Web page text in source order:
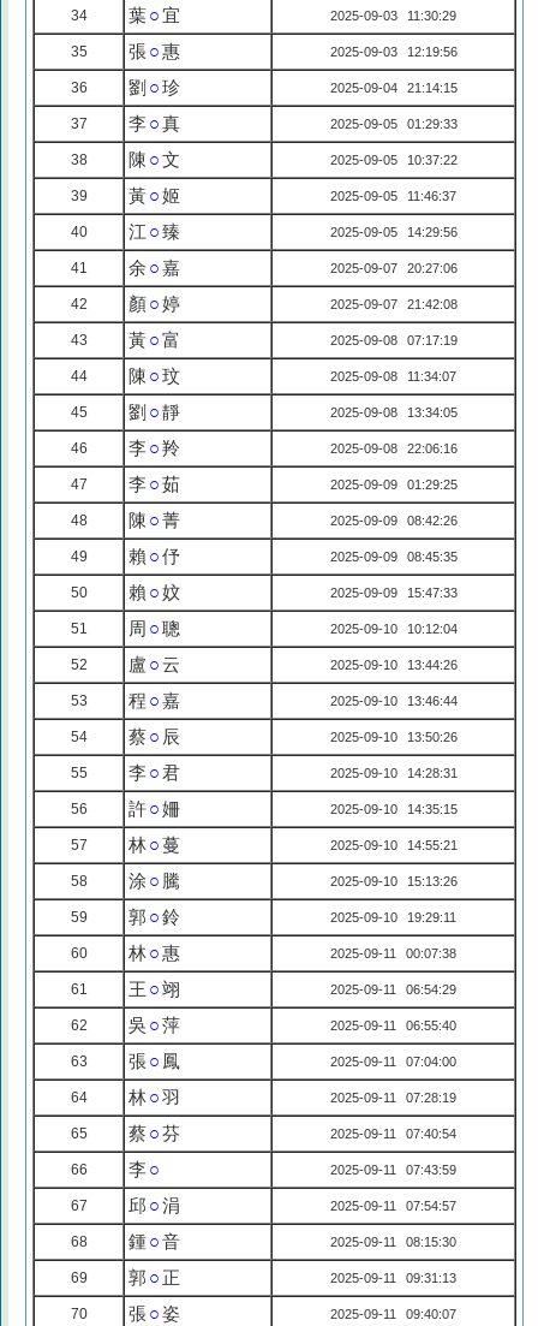
34 葉○宜 2025-09-03 11:30:29
35 張○惠 2025-09-03 12:19:56
36 劉 ○珍 2025-09-04 21:14:15
37 李○真 2025-09-05 01:29:33
38 陳 ○文 2025-09-05 10:37:22
39 黃○姬 2025-09-05 11:46:37
40 江 ○臻 2025-09-05 14:29:56
41 余 ○嘉 2025-09-07 20:27:06
42 顏○婷 2025-09-07 21:42:08
43 黃○富 2025-09-08 07:17:19
44 陳 ○玟 2025-09-08 11:34:07
45 劉 ○靜 2025-09-08 13:34:05
46 李○羚 2025-09-08 22:06:16
47 李○茹 2025-09-09 01:29:25
48 陳 ○菁 2025-09-09 08:42:26
49 賴 ○伃 2025-09-09 08:45:35
50 賴 ○妏 2025-09-09 15:47:33
51 周 ○聰 2025-09-10 10:12:04
52 盧 ○云 2025-09-10 13:44:26
53 程 ○嘉 2025-09-10 13:46:44
54 蔡○ 辰 2025-09-10 13:50:26
55 李○君 2025-09-10 14:28:31
56 許○姍 2025-09-10 14:35:15
57 林○蔓 2025-09-10 14:55:21
58 涂 ○ 騰 2025-09-10 15:13:26
59 郭 ○鈴 2025-09-10 19:29:11
60 林○惠 2025-09-11 00:07:38
61 王 ○翊 2025-09-11 06:54:29
62 吳 ○萍 2025-09-11 06:55:40
63 張○ 鳳 2025-09-11 07:04:00
64 林○羽 2025-09-11 07:28:19
65 蔡○芬 2025-09-11 07:40:54
66 李○ 2025-09-11 07:43:59
67 邱 ○涓 2025-09-11 07:54:57
68 鍾○音 2025-09-11 08:15:30
69 郭 ○ 正 2025-09-11 09:31:13
70 張○姿 2025-09-11 09:40:07